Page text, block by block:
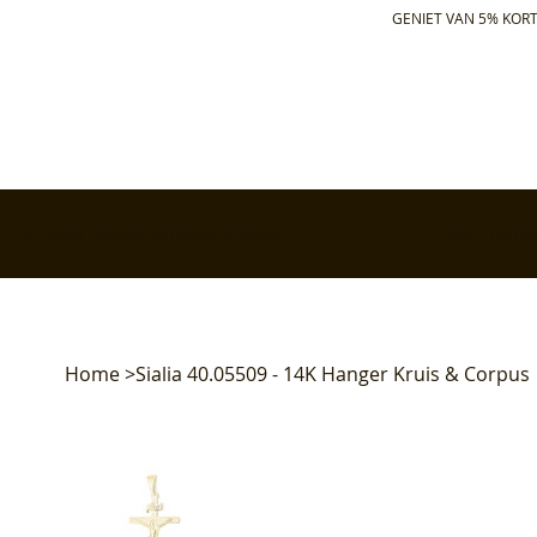
GENIET VAN 5%
Home>Sialia 40.05509 - 14K Hanger Kruis & Corpus